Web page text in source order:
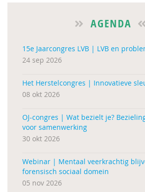
AGENDA
15e Jaarcongres LVB | LVB en
24 sep 2026
Het Herstelcongres | Innovatieve
08 okt 2026
OJ-congres | Wat bezielt je?
voor samenwerking
30 okt 2026
Webinar | Mentaal veerkrachtig
forensisch sociaal domein
05 nov 2026